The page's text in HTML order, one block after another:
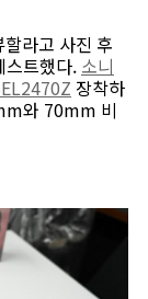
라고 사진 후
스트했다. 소니
장착하
와 70mm 비